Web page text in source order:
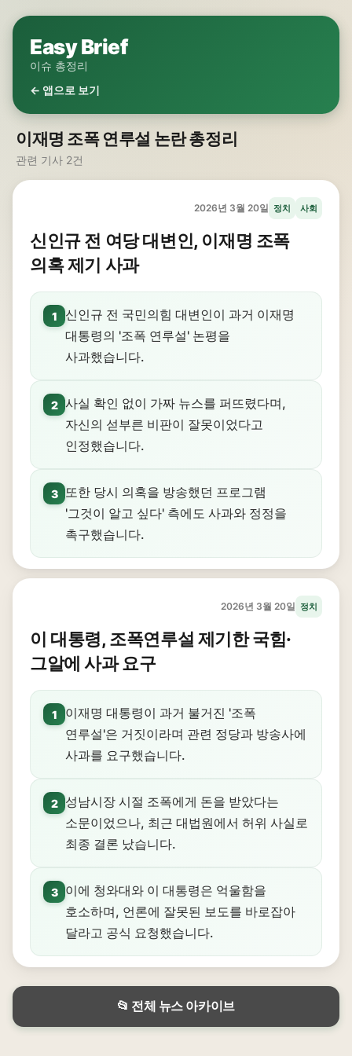
Easy Brief
이슈 총정리
← 앱으로 보기
이재명 조폭 연루설 논란 총정리
관련 기사 2건
2026년 3월 20일 정치 사회
신인규 전 여당 대변인, 이재명 조폭
의혹 제기 사과
1
신인규 전 국민의힘 대변인이 과거 이재명
대통령의 '조폭 연루설' 논평을
사과했습니다.
2 사실 확인 없이 가짜 뉴스를 퍼뜨렸다며,
자신의 섣부른 비판이 잘못이었다고
인정했습니다.
3
또한 당시 의혹을 방송했던 프로그램
'그것이 알고 싶다' 측에도 사과와 정정을
촉구했습니다.
2026년 3월 20일 정치
이 대통령, 조폭연루설 제기한 국힘·
그알에 사과 요구
1
이재명 대통령이 과거 불거진 '조폭
연루설'은 거짓이라며 관련 정당과 방송사에
사과를 요구했습니다.
2
성남시장 시절 조폭에게 돈을 받았다는
소문이었으나, 최근 대법원에서 허위 사실로
최종 결론 났습니다.
3
이에 청와대와 이 대통령은 억울함을
호소하며, 언론에 잘못된 보도를 바로잡아
달라고 공식 요청했습니다.
📂 전체 뉴스 아카이브